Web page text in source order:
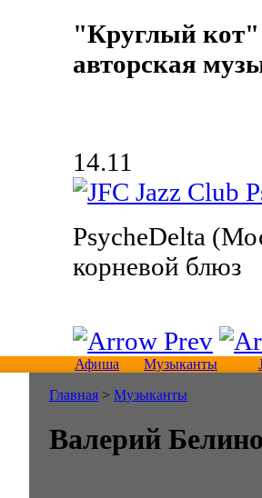
"Круглый кот"
авторская
14.11
PsycheDelta
корневой блюз
Афиша Музыканты
Главная > Музыканты
Валерий